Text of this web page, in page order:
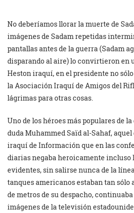
No deberíamos llorar la muerte de
imágenes de Sadam repetidas
pantallas antes de la guerra (Sadam
disparando al aire) lo convirtieron en
Heston iraquí, en el presidente no
la Asociación Iraquí de Amigos del
lágrimas para otras cosas.
Uno de los héroes más populares de
duda Muhammed Saïd al-Sahaf,
iraquí de Información que en las
diarias negaba heroicamente incluso
evidentes, sin salirse nunca de la
tanques americanos estaban tan sólo
de metros de su despacho,
imágenes de la televisión